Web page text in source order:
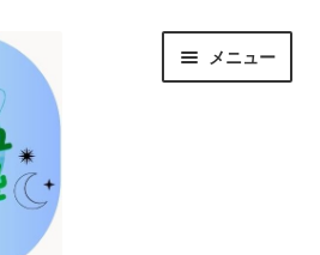
メニュー